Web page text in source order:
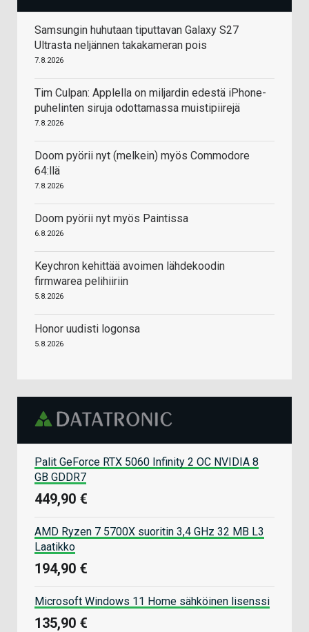
Samsungin huhutaan tiputtavan Galaxy S27
Ultrasta neljännen takakameran pois
7.8.2026
Tim Culpan: Applella on miljardin edestä iPhone-
puhelinten siruja odottamassa muistipiirejä
7.8.2026
Doom pyörii nyt (melkein) myös Commodore
64:llä
7.8.2026
Doom pyörii nyt myös Paintissa
6.8.2026
Keychron kehittää avoimen lähdekoodin
firmwarea pelihiiriin
5.8.2026
Honor uudisti logonsa
5.8.2026
Palit GeForce RTX 5060 Infinity 2 OC NVIDIA 8
GB GDDR7
449,90 €
AMD Ryzen 7 5700X suoritin 3,4 GHz 32 MB L3
Laatikko
194,90 €
Microsoft Windows 11 Home sähköinen lisenssi
135,90 €